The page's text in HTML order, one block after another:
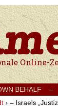
für
BEHALF –
› – Israels